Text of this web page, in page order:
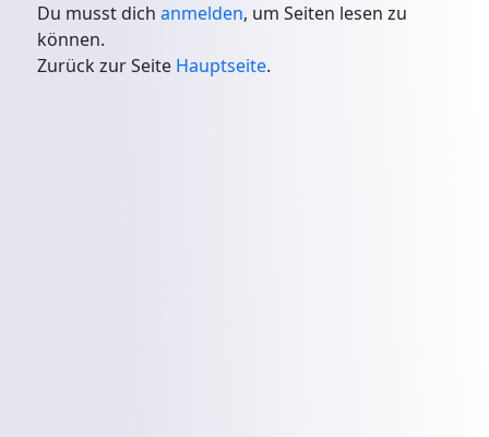
Du musst dichanmelden, um Seiten lesen zu
können.
Zurück zur Seite Hauptseite.